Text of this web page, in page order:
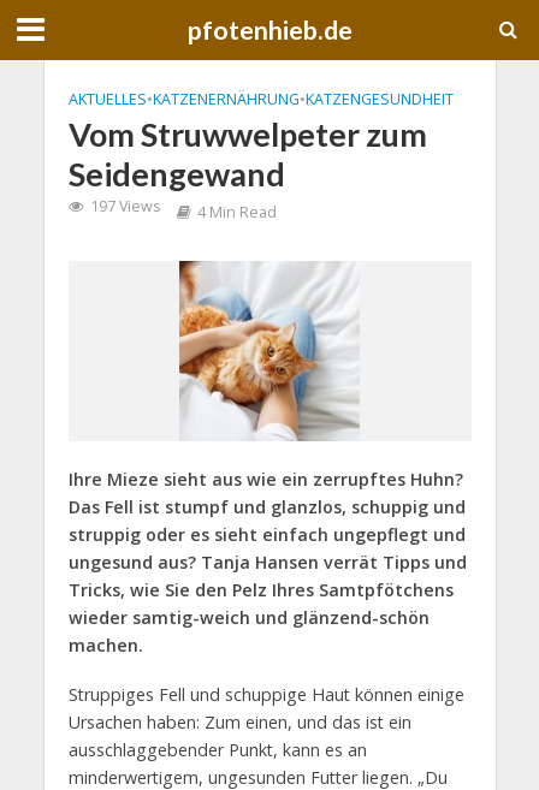
pfotenhieb.de
AKTUELLES•KATZENERNÄHRUNG•KATZENGESUNDHEIT
Vom Struwwelpeter zum
Seidengewand
197 Views 4 Min Read
Ihre Mieze sieht aus wie ein zerrupftes Huhn?
Das Fell ist stumpf und glanzlos, schuppig und
struppig oder es sieht einfach ungepflegt und
ungesund aus? Tanja Hansen verrät Tipps und
Tricks, wie Sie den Pelz Ihres Samtpfötchens
wieder samtig-weich und glänzend-schön
machen.
Struppiges Fell und schuppige Haut können einige
Ursachen haben: Zum einen, und das ist ein
ausschlaggebender Punkt, kann es an
minderwertigem, ungesunden Futter liegen. „Du